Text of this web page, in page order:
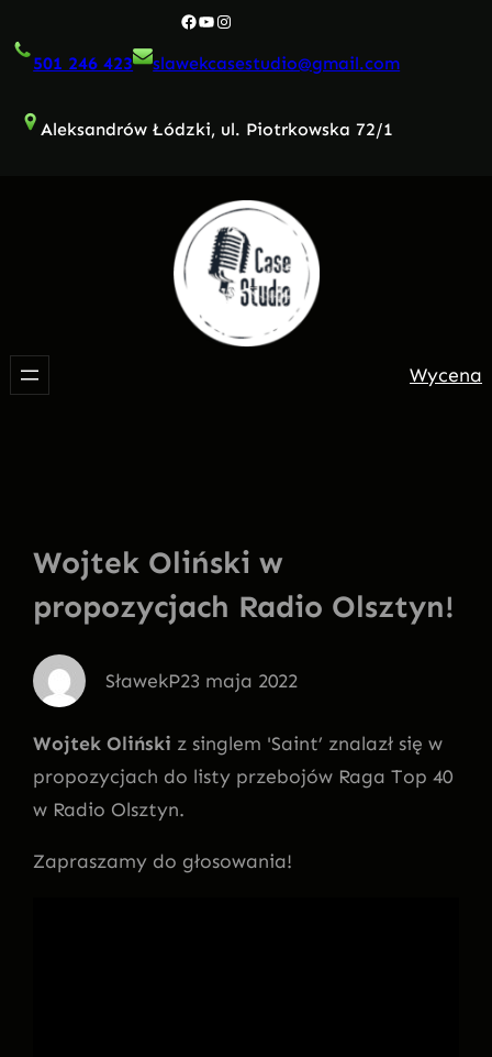
do
Facebook
YouTube
Instagram
501 246 423 slawekcasestudio@gmail.com
Aleksandrów Łódzki, ul. Piotrkowska 72/1
Wycena
Wojtek Oliński w
propozycjach Radio Olsztyn!
SławekP23 maja 2022
Wojtek Oliński z singlem 'Saint’ znalazł się w
propozycjach do listy przebojów Raga Top 40
w Radio Olsztyn.
Zapraszamy do głosowania!